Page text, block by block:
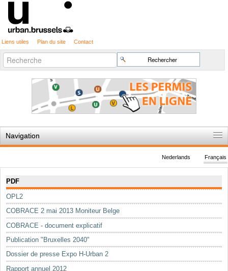
Liens utiles Plan du site Contact
Chercher par
Recherche
avancée…
Navigation
Règles du jeu
Permis d'urbanisme
Cartographie
Etudes et publications
Mots-clés
Renseignements urbanistiques
Français
Nederlands
PDF
OPL2
COBRACE 2 mai 2013 Moniteur Belge
COBRACE - document explicatif
Publication "Bruxelles 2040"
Dossier de presse Expo H-Urban 2
Rapport annuel 2012